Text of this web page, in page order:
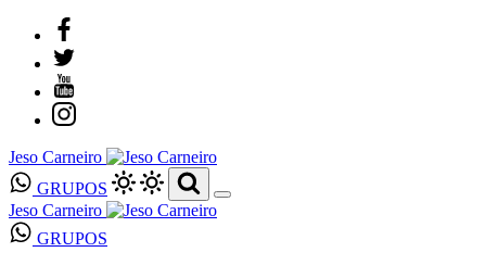
Jeso Carneiro
GRUPOS
Jeso Carneiro
GRUPOS